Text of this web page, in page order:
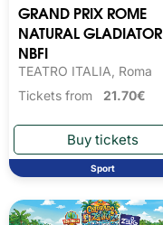
GRAND PRIX ROME
NATURAL GLADIATOR
NBFI
TEATRO ITALIA, Roma
Tickets from 21.70€
Sport